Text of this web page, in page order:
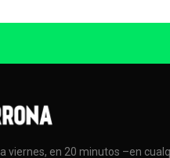
viernes, en 20 minutos –en